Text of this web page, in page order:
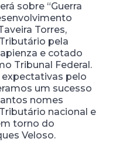
sobre “Guerra
Torres,
pela
e cotado
Tribunal Federal.
pelo
um sucesso
nomes
nacional e
torno do
Veloso.